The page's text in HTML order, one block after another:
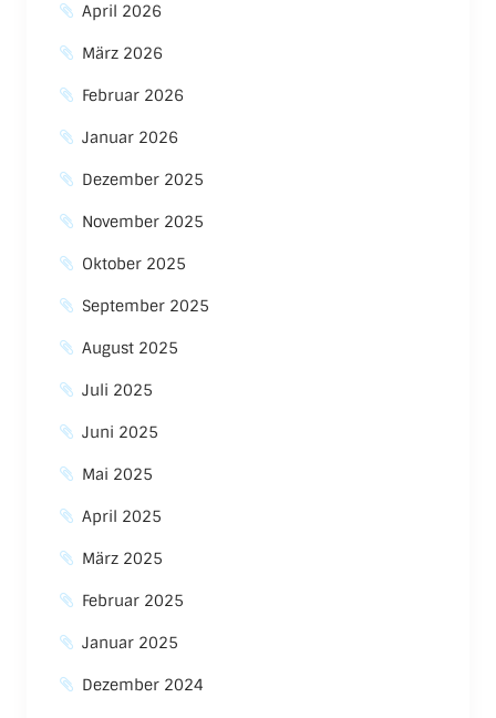
April 2026
März 2026
Februar 2026
Januar 2026
Dezember 2025
November 2025
Oktober 2025
September 2025
August 2025
Juli 2025
Juni 2025
Mai 2025
April 2025
März 2025
Februar 2025
Januar 2025
Dezember 2024